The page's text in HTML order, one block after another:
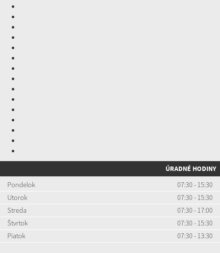
ÚRADNÉ HODINY
Pondelok
07:30 - 15:30
Utorok
07:30 - 15:30
Streda
07:30 - 17:00
Štvrtok
07:30 - 15:30
Piatok
07:30 - 13:30